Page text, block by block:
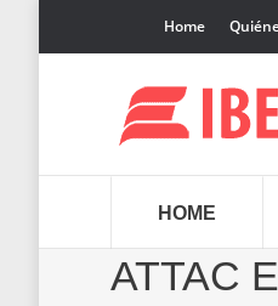
Home
HOME
ATTAC